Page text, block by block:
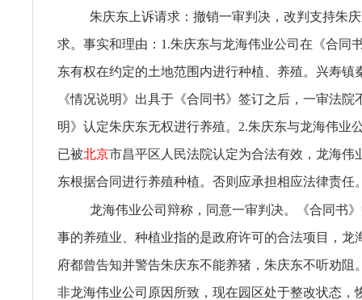
朱庆东上诉请求：撤销一审判决，改判支持朱
求。事实和理由：1.朱庆东与龙海伟业公司在《合同
东有权在约定的土地范围内进行种植、养殖。兴寿镇
《情况说明》出具于《合同书》签订之后，一审法院
明》认定朱庆东无权进行养殖。2.朱庆东与龙海伟业
已被北京市昌平区人民法院认定为合法有效，龙海伟
东根据合同进行养殖种植。否则应承担相应法律责任
龙海伟业公司辩称，同意一审判决。《合同书
事的养殖业、种植业指的是政府许可的合法项目，龙
府都曾告知并警告朱庆东不能养猪，朱庆东不听劝阻
非龙海伟业公司原因所致，现在园区处于整改状态，